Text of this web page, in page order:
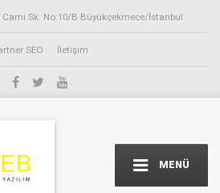
Sk. No:10/B Büyükçekmece/İstanbul
SEO İletişim
MENÜ